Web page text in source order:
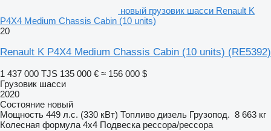
новый грузовик шасси Renault K
P4X4 Medium Chassis Cabin (10 units)
20
Renault K P4X4 Medium Chassis Cabin (10 units) (RE5392)
1 437 000 TJS 135 000 € ≈ 156 000 $
Грузовик шасси
2020
Состояние новый
Мощность 449 л.с. (330 кВт) Топливо дизель Грузопод. 8 663 кг
Колесная формула 4x4 Подвеска рессора/рессора